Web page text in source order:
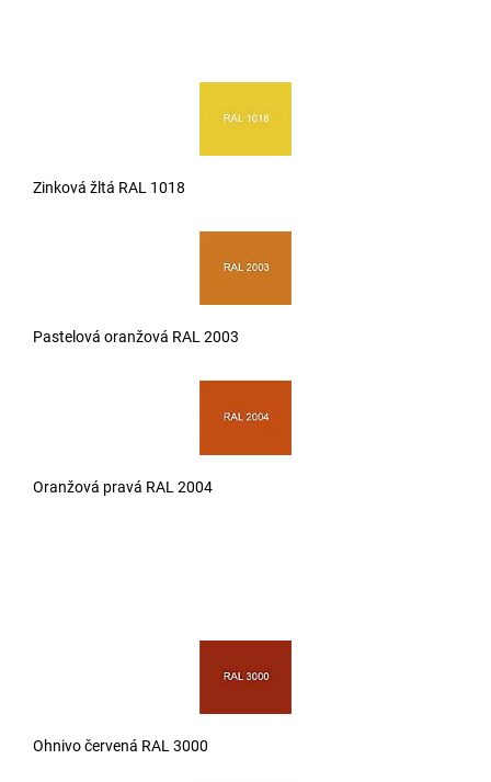
Zinková žltá RAL 1018
Pastelová oranžová RAL 2003
Oranžová pravá RAL 2004
Ohnivo červená RAL 3000